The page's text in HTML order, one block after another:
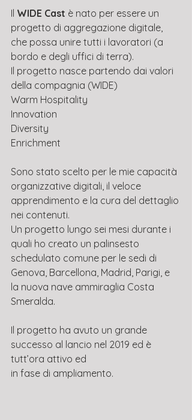
Il WIDE Cast è nato per essere un
progetto di aggregazione digitale,
che possa unire tutti i lavoratori (a
bordo e degli uffici di terra).
Il progetto nasce partendo dai valori
della compagnia (WIDE)
Warm Hospitality
Innovation
Diversity
Enrichment
Sono stato scelto per le mie capacità
organizzative digitali, il veloce
apprendimento e la cura del dettaglio
nei contenuti.
Un progetto lungo sei mesi durante i
quali ho creato un palinsesto
schedulato comune per le sedi di
Genova, Barcellona, Madrid, Parigi, e
la nuova nave ammiraglia Costa
Smeralda.
Il progetto ha avuto un grande
successo al lancio nel 2019 ed è
tutt’ora attivo ed
in fase di ampliamento.